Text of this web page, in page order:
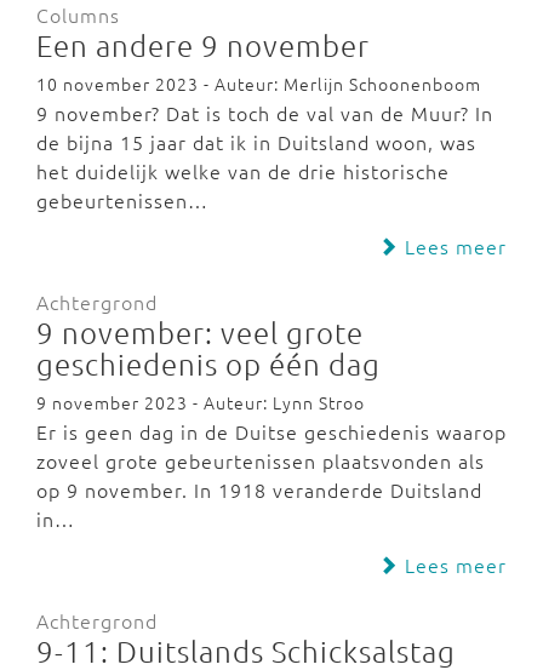
Columns
Een andere 9 november
10 november 2023 - Auteur: Merlijn Schoonenboom
9 november? Dat is toch de val van de Muur? In
de bijna 15 jaar dat ik in Duitsland woon, was
het duidelijk welke van de drie historische
gebeurtenissen…
Lees meer
Achtergrond
9 november: veel grote
geschiedenis op één dag
9 november 2023 - Auteur: Lynn Stroo
Er is geen dag in de Duitse geschiedenis waarop
zoveel grote gebeurtenissen plaatsvonden als
op 9 november. In 1918 veranderde Duitsland
in…
Lees meer
Achtergrond
9-11: Duitslands Schicksalstag